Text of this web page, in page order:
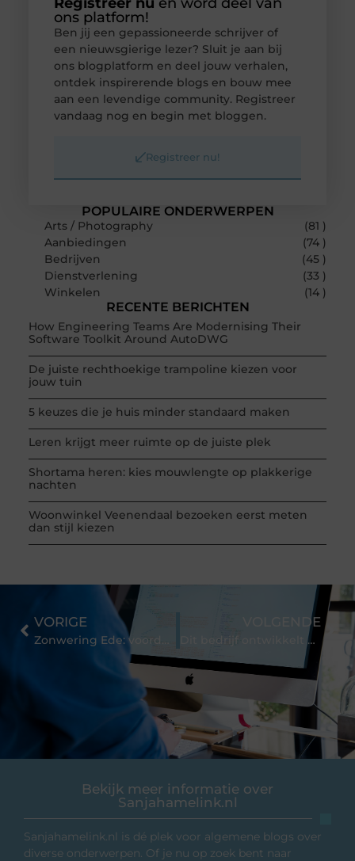
POPULAIRE ONDERWERPEN
Arts / Photography
(81 )
Aanbiedingen
(74 )
Bedrijven
(45 )
Dienstverlening
(33 )
Winkelen
(14 )
RECENTE BERICHTEN
How Engineering Teams Are Modernising Their
Software Toolkit Around AutoDWG
De juiste rechthoekige trampoline kiezen voor
jouw tuin
5 keuzes die je huis minder standaard maken
Leren krijgt meer ruimte op de juiste plek
Shortama heren: kies mouwlengte op plakkerige
nachten
Woonwinkel Veenendaal bezoeken eerst meten
dan stijl kiezen
ons platform!
Ben jij een gepassioneerde schrijver of
een nieuwsgierige lezer? Sluit je aan bij
ons blogplatform en deel jouw verhalen,
ontdek inspirerende blogs en bouw mee
aan een levendige community. Registreer
vandaag nog en begin met bloggen.
Registreer nu!
Bekijk meer informatie over
Sanjahamelink.nl
Sanjahamelink.nl is dé plek voor algemene blogs over
diverse onderwerpen. Of je nu op zoek bent naar
VORIGE
Zonwering Ede: voordelen, soorten en nuttige tips
VOLGENDE
Dit bedrijf ontwikkelt uw PET-fles